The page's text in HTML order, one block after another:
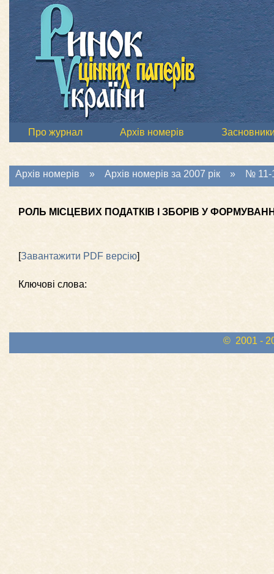
Про журнал Архів номерів
Архів номерів » Архів номерів за 2007 рік » № 11-
РОЛЬ МІСЦЕВИХ ПОДАТКІВ І ЗБОРІВ У
[Завантажити PDF версію]
Ключові слова:
© 2001 -